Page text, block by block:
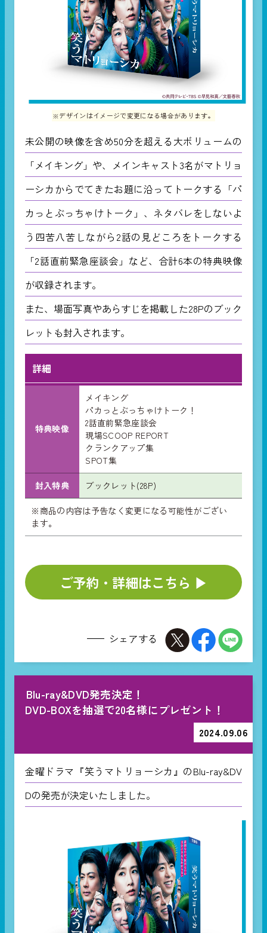
※デザインはイメージで変更になる場合があります。
未公開の映像を含め50分を超える大ボリュームの
「メイキング」や、メインキャスト3名がマトリョ
ーシカからでてきたお題に沿ってトークする「パ
カっとぶっちゃけトーク」、ネタバレをしないよ
う四苦八苦しながら2話の見どころをトークする
「2話直前緊急座談会」など、合計6本の特典映像
が収録されます。
また、場面写真やあらすじを掲載した28Pのブック
レットも封入されます。
詳細
特典映像
メイキング
パカっとぶっちゃけトーク！
2話直前緊急座談会
現場SCOOP REPORT
クランクアップ集
SPOT集
封入特典 ブックレット(28P)
※商品の内容は予告なく変更になる可能性がござい
ます。
ご予約・詳細はこちら ▶︎
シェアする
Blu-ray&DVD発売決定！
DVD-BOXを抽選で20名様にプレゼント！
2024.09.06
金曜ドラマ『笑うマトリョーシカ』のBlu-ray&DV
Dの発売が決定いたしました。